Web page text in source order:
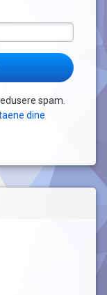
spam.
dine